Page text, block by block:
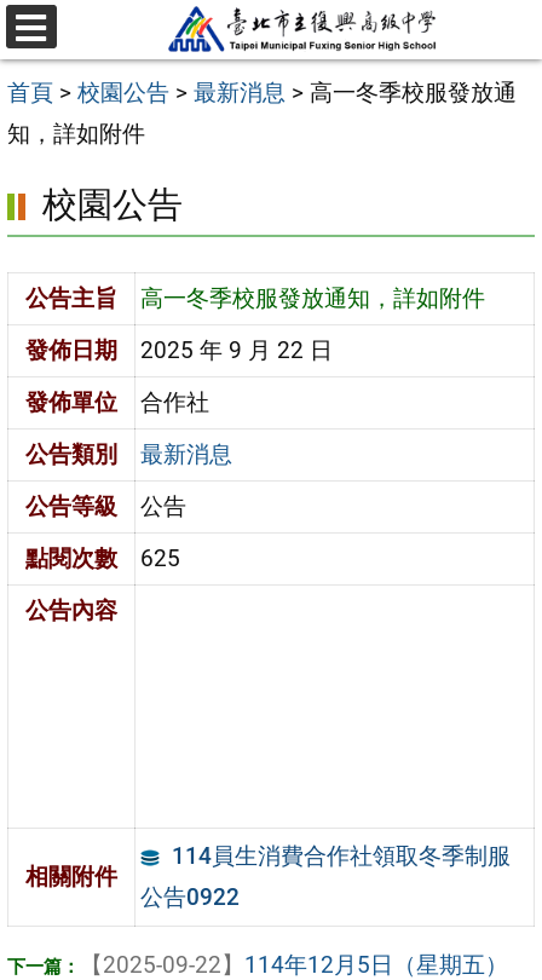
跳
至
主
要
容
區
選
單
首頁 > 校園公告 > 最新消息 > 高一冬季校服發放通
知，詳如附件
校園公告
公告主旨
高一冬季校服發放通知，詳如附件
發佈日期
2025 年 9 月 22 日
發佈單位
合作社
公告類別
最新消息
公告等級
公告
點閱次數
625
公告內容
相關附件
114員生消費合作社領取冬季制服
公告0922
【2025-09-22】 114年12月5日（星期五）